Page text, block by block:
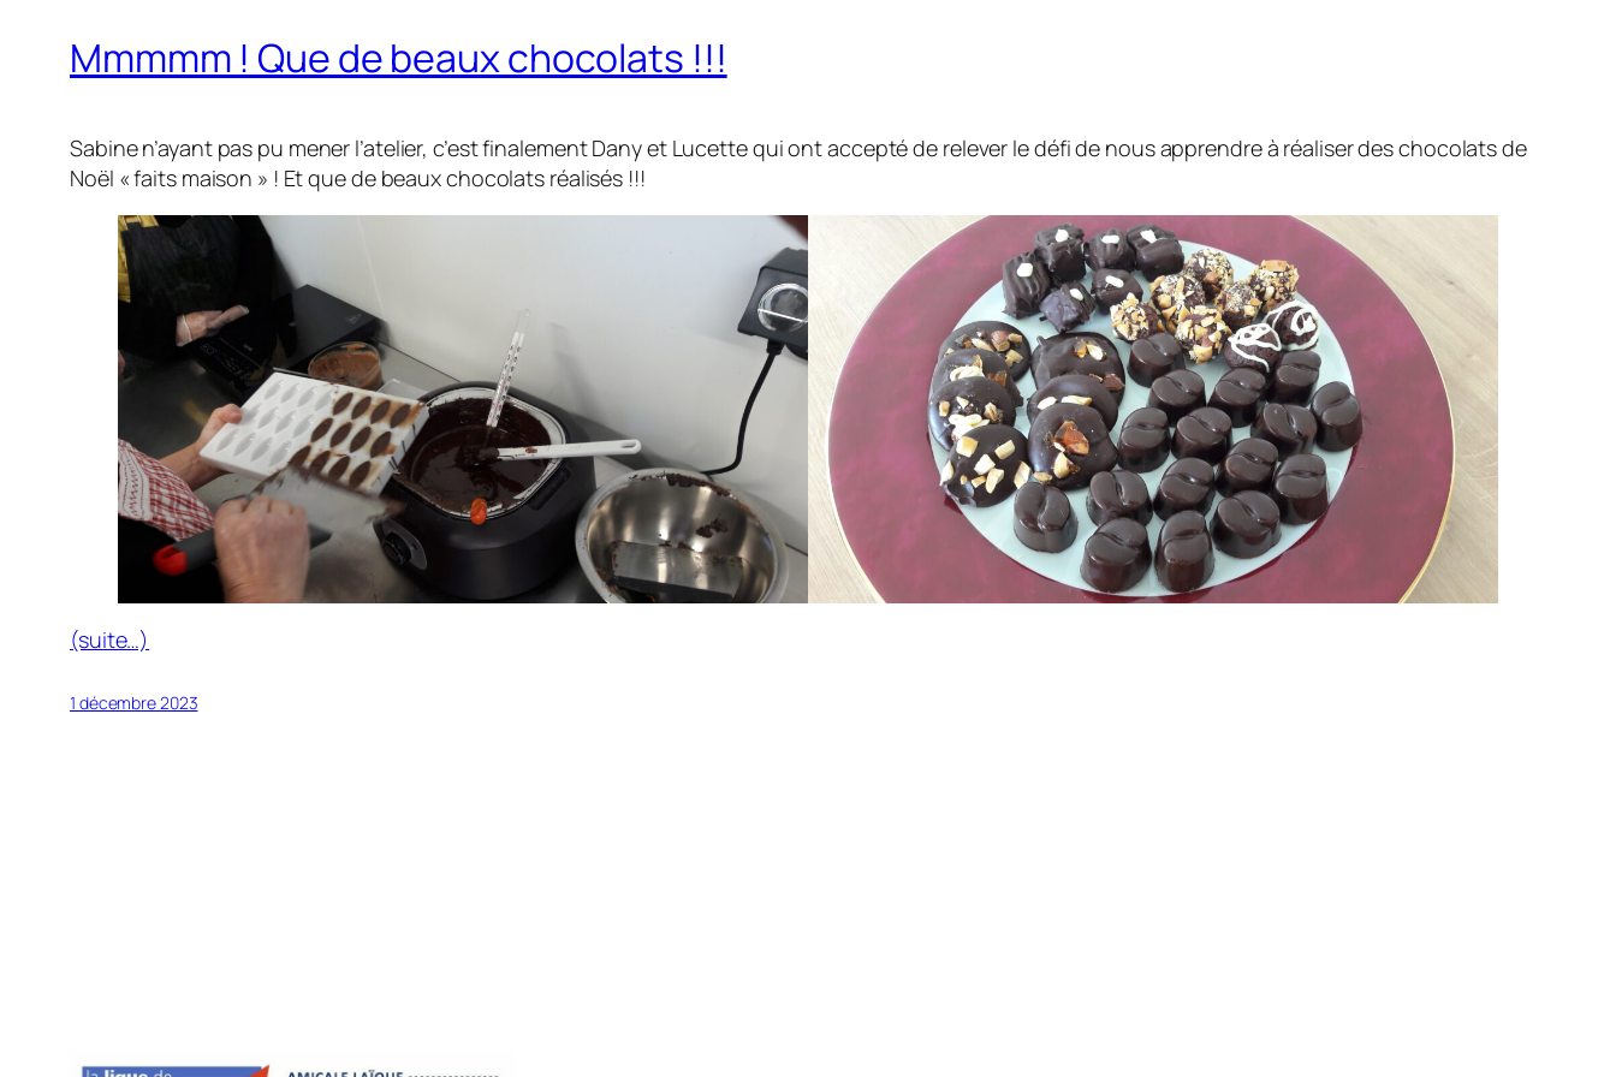
Mmmmm ! Que de beaux chocolats !!!
Sabine n’ayant pas pu mener l’atelier, c’est finalement Dany et Lucette qui ont accepté de relever le défi de nous apprendre à réaliser des chocolats de
Noël « faits maison » ! Et que de beaux chocolats réalisés !!!
(suite…)
1 décembre 2023